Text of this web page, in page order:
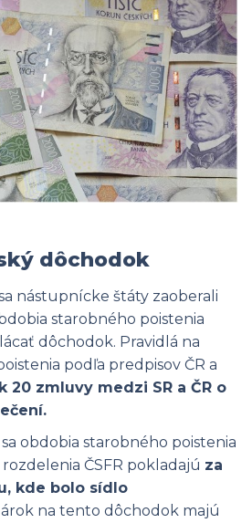
dôchodok
nástupnícke štáty zaoberali
starobného poistenia
dôchodok. Pravidlá na
podľa predpisov ČR a
20 zmluvy medzi SR a ČR o
obdobia starobného poistenia
ČSFR pokladajú za
kde bolo sídlo
na tento dôchodok majú